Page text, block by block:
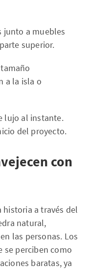
junto a muebles
superior.
a la isla o
lujo al instante.
del proyecto.
con
a través del
natural,
las personas. Los
se perciben como
baratas, ya